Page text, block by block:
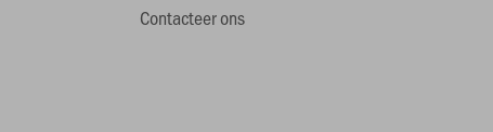
Contacteer ons